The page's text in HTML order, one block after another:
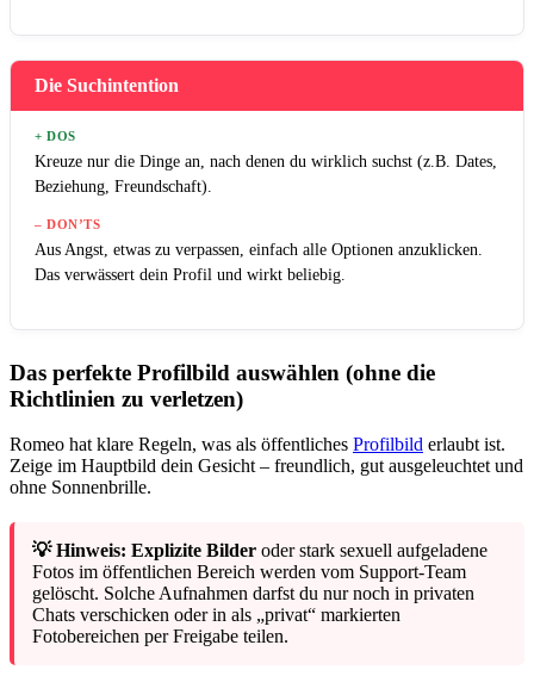
Die Suchintention
+ DOS
Kreuze nur die Dinge an, nach denen du wirklich suchst (z.B. Dates,
Beziehung, Freundschaft).
– DON’TS
Aus Angst, etwas zu verpassen, einfach alle Optionen anzuklicken.
Das verwässert dein Profil und wirkt beliebig.
Das perfekte Profilbild auswählen (ohne die
Richtlinien zu verletzen)
Romeo hat klare Regeln, was als öffentliches Profilbild erlaubt ist.
Zeige im Hauptbild dein Gesicht – freundlich, gut ausgeleuchtet und
ohne Sonnenbrille.
💡 Hinweis: Explizite Bilder oder stark sexuell aufgeladene
Fotos im öffentlichen Bereich werden vom Support-Team
gelöscht. Solche Aufnahmen darfst du nur noch in privaten
Chats verschicken oder in als „privat“ markierten
Fotobereichen per Freigabe teilen.